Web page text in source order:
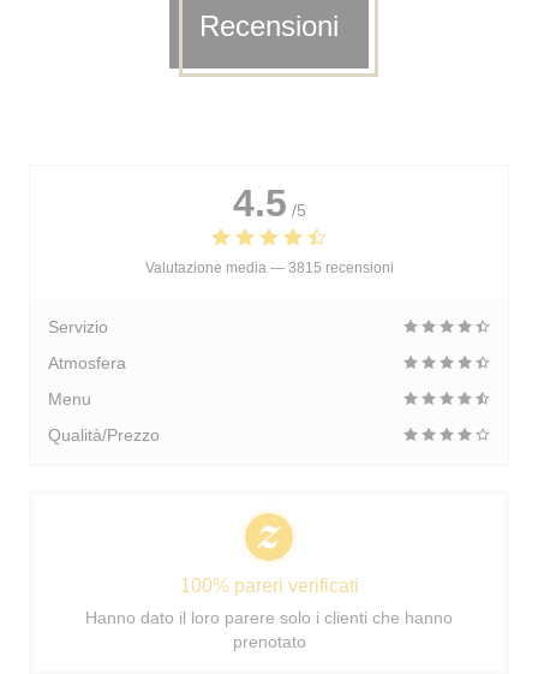
Recensioni
4.5 /5
Valutazione media — 3815 recensioni
Servizio
Atmosfera
Menu
Qualità/Prezzo
100% pareri verificati
Hanno dato il loro parere solo i clienti che hanno
prenotato